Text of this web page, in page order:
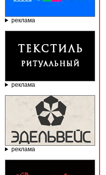
реклама
реклама
реклама